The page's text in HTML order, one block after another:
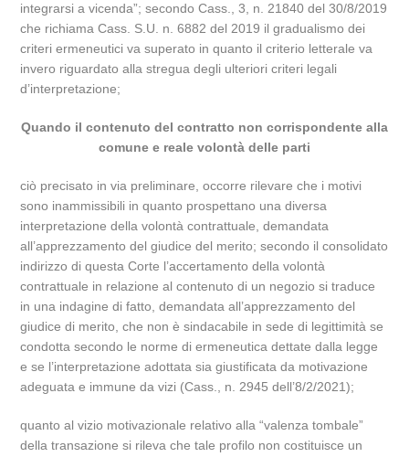
integrarsi a vicenda”; secondo Cass., 3, n. 21840 del 30/8/2019
che richiama Cass. S.U. n. 6882 del 2019 il gradualismo dei
criteri ermeneutici va superato in quanto il criterio letterale va
invero riguardato alla stregua degli ulteriori criteri legali
d’interpretazione;
Quando il contenuto del contratto non corrispondente alla
comune e reale volontà delle parti
ciò precisato in via preliminare, occorre rilevare che i motivi
sono inammissibili in quanto prospettano una diversa
interpretazione della volontà contrattuale, demandata
all’apprezzamento del giudice del merito; secondo il consolidato
indirizzo di questa Corte l’accertamento della volontà
contrattuale in relazione al contenuto di un negozio si traduce
in una indagine di fatto, demandata all’apprezzamento del
giudice di merito, che non è sindacabile in sede di legittimità se
condotta secondo le norme di ermeneutica dettate dalla legge
e se l’interpretazione adottata sia giustificata da motivazione
adeguata e immune da vizi (Cass., n. 2945 dell’8/2/2021);
quanto al vizio motivazionale relativo alla “valenza tombale”
della transazione si rileva che tale profilo non costituisce un